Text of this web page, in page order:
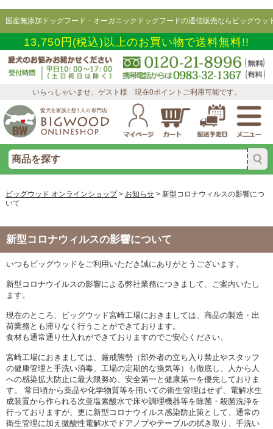
国産無添加ドッグフード・オーガニックドッグフードの通信販売ならビッグウッ
13,750円(税込)以上のお買い物で送料無料!!
いらっしゃいませ、ゲスト様 現在0ポイントご利用可能です。
ビッグウッド オンラインショップ> お知らせ> 新型コロナウィルスの影響につ
いて
新型コロナウィルスの影響について
いつもビッグウッドをご利用いただき誠にありがとうございます。
新型コロナウイルスの影響による弊社業務につきまして、ご案内いたし
ます。
現在のところ、ビッグウッド宮崎工場におきましては、商品の製造・出
荷業務とも滞りなく行うことができております。
食材も通常通り仕入れができておりますのでご安心ください。
宮崎工場におきましては、厳戒態勢（部外者の立ち入り禁止やスタッフ
の健康管理と手洗い消毒、工場の定期的な換気等）も徹底し、人から人
への感染拡大防止に最大限努め、安全第一と健康第一を優先しておりま
す。 常日頃から薬品や化学物質等を用いての衛生管理はせず、電解水生
成装置から作られる次亜塩素酸水で床や調理機器等を除菌・殺菌洗浄を
行っておりますが、更に新型コロナウイルス感染防止策として、通常の
衛生管理に加え微酸性電解水でドアノブやテーブルの拭き取り、手洗い